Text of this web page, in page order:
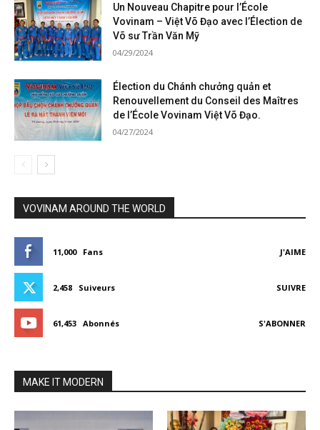
Un Nouveau Chapitre pour l’École
Vovinam – Việt Võ Đạo avec l’Élection de
Võ sư Trần Văn Mỹ
04/29/2024
Élection du Chánh chưởng quản et
Renouvellement du Conseil des Maîtres
de l’École Vovinam Việt Võ Đạo.
04/27/2024
VOVINAM AROUND THE WORLD
11,000 Fans J'AIME
2,458 Suiveurs SUIVRE
61,453 Abonnés S'ABONNER
MAKE IT MODERN